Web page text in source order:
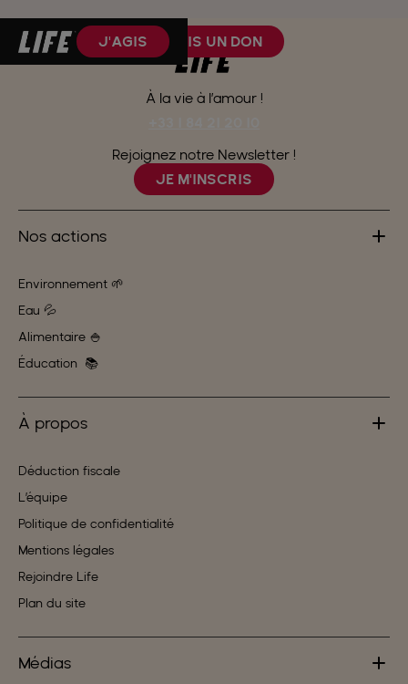
JE FAIS UN DON
J'AGIS
À la vie à l’amour !
Rejoignez notre Newsletter !
JE M'INSCRIS
Nos actions
Environnement 🌱
Eau 💦
Alimentaire 🍚
Éducation 📚
À propos
Déduction fiscale
L’équipe
Politique de confidentialité
Mentions légales
Rejoindre Life
Plan du site
Médias